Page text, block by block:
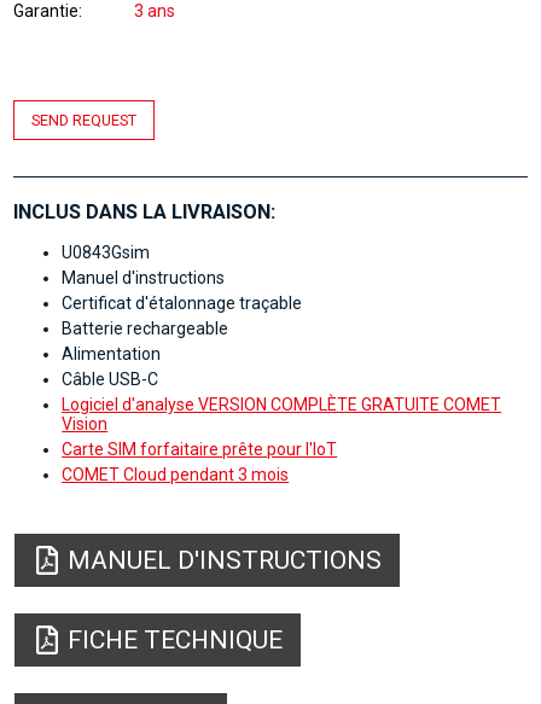
Garantie
3 ans
SEND REQUEST
INCLUS DANS LA LIVRAISON:
U0843Gsim
Manuel d'instructions
Certificat d'étalonnage traçable
Batterie rechargeable
Alimentation
Câble USB-C
Logiciel d'analyse VERSION COMPLÈTE GRATUITE COMET
Vision
Carte SIM forfaitaire prête pour l'IoT
COMET Cloud pendant 3 mois
MANUEL D'INSTRUCTIONS
FICHE TECHNIQUE